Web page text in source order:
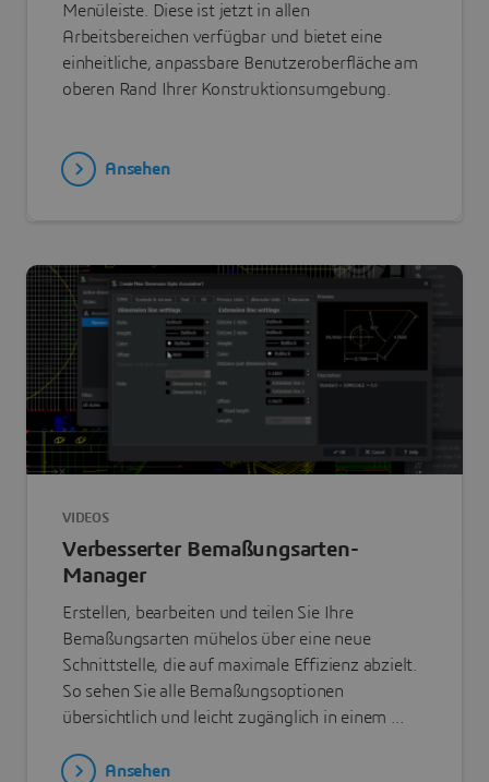
Menüleiste. Diese ist jetzt in allen
Arbeitsbereichen verfügbar und bietet eine
einheitliche, anpassbare Benutzeroberfläche am
oberen Rand Ihrer Konstruktionsumgebung.
Ansehen
VIDEOS
Verbesserter Bemaßungsarten-
Manager
Erstellen, bearbeiten und teilen Sie Ihre
Bemaßungsarten mühelos über eine neue
Schnittstelle, die auf maximale Effizienz abzielt.
So sehen Sie alle Bemaßungsoptionen
übersichtlich und leicht zugänglich in einem ...
Ansehen